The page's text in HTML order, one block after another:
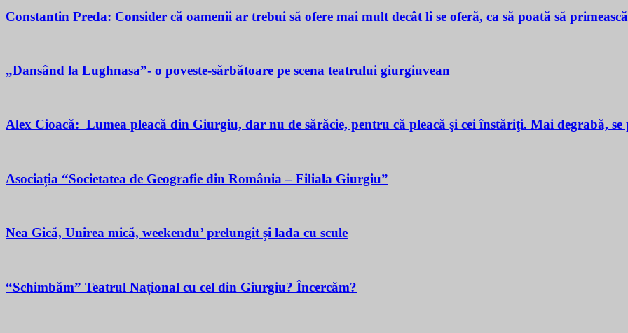
Constantin Preda: Consider că oamenii ar trebui să ofere mai mult decât li se oferă, ca să poată să
„Dansând la Lughnasa”- o poveste-sărbătoare pe scena teatrului giurgiuvean
Alex Cioacă: Lumea pleacă din Giurgiu, dar nu de sărăcie, pentru că pleacă şi cei înstăriţi. Mai degrabă,
Asociația “Societatea de Geografie din România – Filiala Giurgiu”
Nea Gică, Unirea mică, weekendu’ prelungit și lada cu scule
“Schimbăm” Teatrul Național cu cel din Giurgiu? Încercăm?